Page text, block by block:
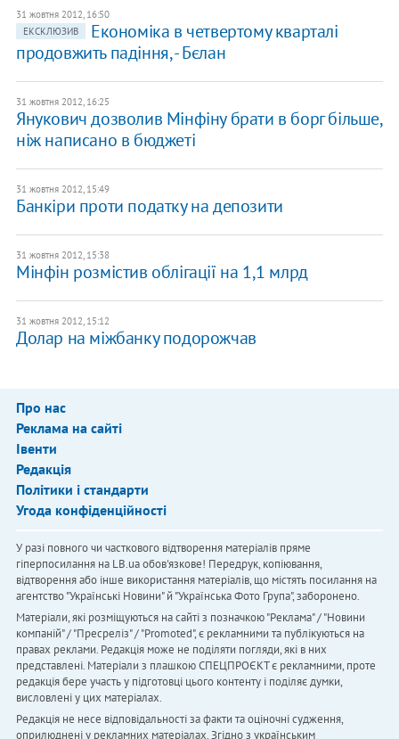
31 жовтня 2012, 16:50
ЕКСКЛЮЗИВ
Економіка в четвертому кварталі
продовжить падіння, - Бєлан
31 жовтня 2012, 16:25
Янукович дозволив Мінфіну брати в борг більше,
ніж написано в бюджеті
31 жовтня 2012, 15:49
Банкіри проти податку на депозити
31 жовтня 2012, 15:38
Мінфін розмістив облігації на 1,1 млрд
31 жовтня 2012, 15:12
Долар на міжбанку подорожчав
Про нас
Реклама на сайті
Івенти
Редакція
Політики і стандарти
Угода конфіденційності
У разі повного чи часткового відтворення матеріалів пряме
гіперпосилання на LB.ua обов'язкове! Передрук, копіювання,
відтворення або інше використання матеріалів, що містять посилання на
агентство "Українськi Новини" й "Українська Фото Група", заборонено.
Матеріали, які розміщуються на сайті з позначкою "Реклама" / "Новини
компаній" / "Пресреліз" / "Promoted", є рекламними та публікуються на
правах реклами. Редакція може не поділяти погляди, які в них
представлені. Матеріали з плашкою СПЕЦПРОЄКТ є рекламними, проте
редакція бере участь у підготовці цього контенту і поділяє думки,
висловлені у цих матеріалах.
Редакція не несе відповідальності за факти та оціночні судження,
оприлюднені у рекламних матеріалах. Згідно з українським